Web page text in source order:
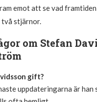
emot att se vad
två stjärnor.
om Stefan
gift?
uppdateringarna är han